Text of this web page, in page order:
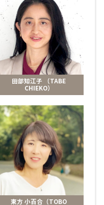
田部知江子 （TABE
CHIEKO）
東方 小百合（TOBO